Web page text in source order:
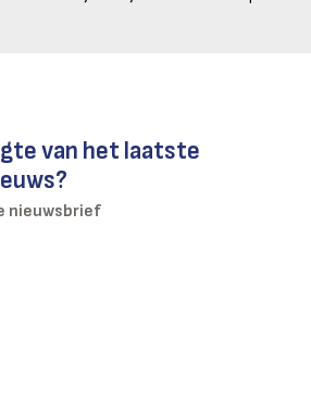
van het laatste
nieuwsbrief